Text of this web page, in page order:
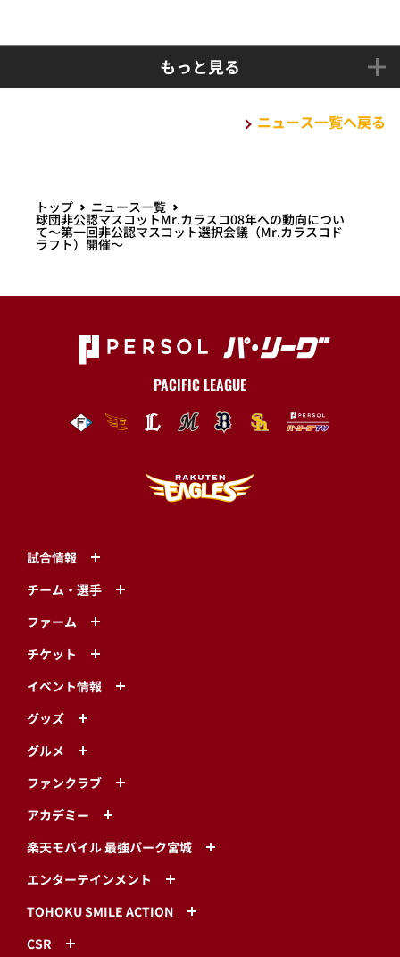
もっと見る
ニュース一覧へ戻る
トップ ニュース一覧
球団非公認マスコットMr.カラスコ08年への動向につい
て～第一回非公認マスコット選択会議（Mr.カラスコド
ラフト）開催～
PACIFIC LEAGUE
試合情報
チーム・選手
ファーム
チケット
イベント情報
グッズ
グルメ
ファンクラブ
アカデミー
楽天モバイル 最強パーク宮城
エンターテインメント
TOHOKU SMILE ACTION
CSR